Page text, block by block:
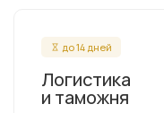
до 14 дней
Логистика
и таможня